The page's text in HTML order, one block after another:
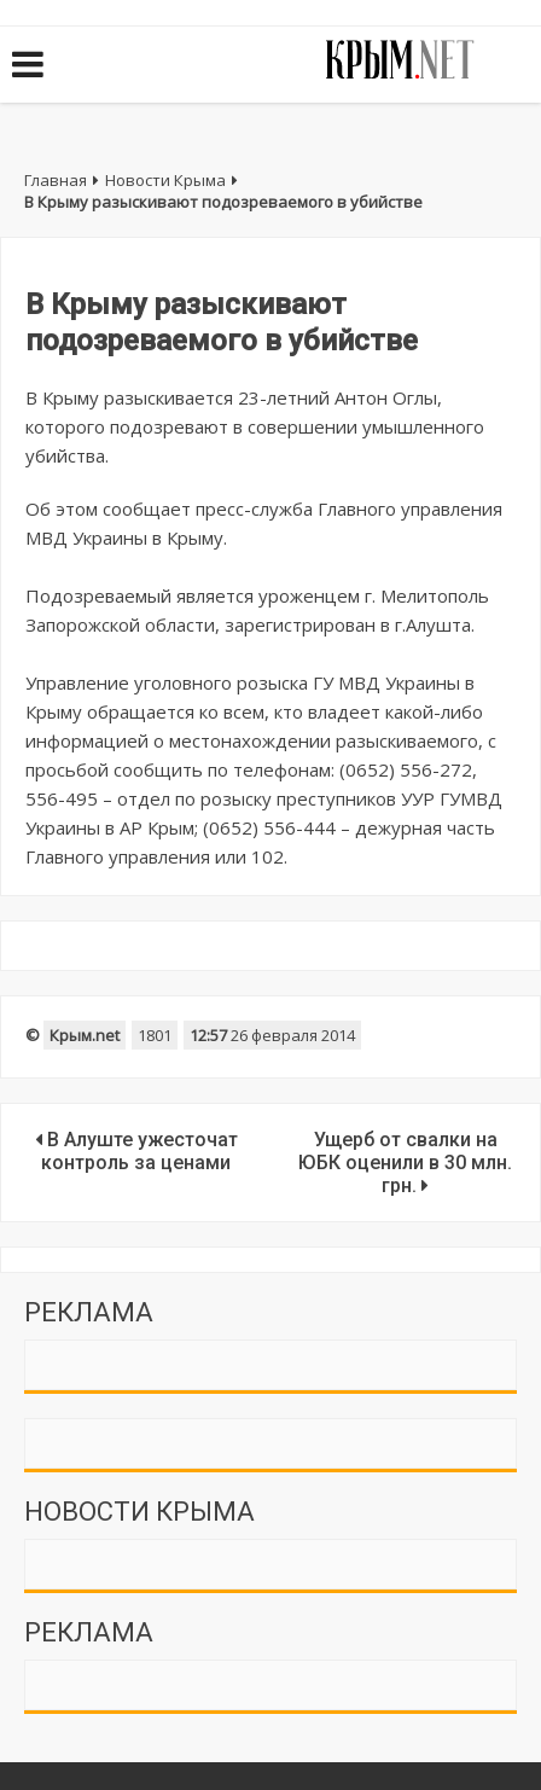
Главная
Новости Крыма
В Крыму разыскивают подозреваемого в убийстве
В Крыму разыскивают
подозреваемого в убийстве
В Крыму разыскивается 23-летний Антон Оглы,
которого подозревают в совершении умышленного
убийства.
Об этом сообщает пресс-служба Главного управления
МВД Украины в Крыму.
Подозреваемый является уроженцем г. Мелитополь
Запорожской области, зарегистрирован в г.Алушта.
Управление уголовного розыска ГУ МВД Украины в
Крыму обращается ко всем, кто владеет какой-либо
информацией о местонахождении разыскиваемого, с
просьбой сообщить по телефонам: (0652) 556-272,
556-495 – отдел по розыску преступников УУР ГУМВД
Украины в АР Крым; (0652) 556-444 – дежурная часть
Главного управления или 102.
© Крым.net 1801 12:5726 февраля 2014
В Алуште ужесточат
контроль за ценами
Ущерб от свалки на
ЮБК оценили в 30 млн.
грн.
РЕКЛАМА
НОВОСТИ КРЫМА
РЕКЛАМА